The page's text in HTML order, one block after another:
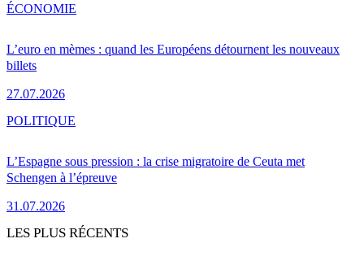
L’euro en mèmes : quand les Européens détournent les nouveaux
billets
27.07.2026
ÉCONOMIE
L’Espagne sous pression : la crise migratoire de Ceuta met
Schengen à l’épreuve
31.07.2026
POLITIQUE
LES PLUS RÉCENTS